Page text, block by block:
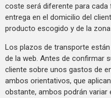
coste será diferente para
entrega en el domicilio del
producto escogido y de la
Los plazos de transporte
de la web. Antes de confirmar
cliente sobre unos gastos de
ambos orientativos, que
obstante, ambos podrán